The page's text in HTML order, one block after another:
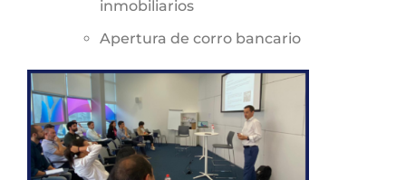
inmobiliarios
Apertura de corro bancario